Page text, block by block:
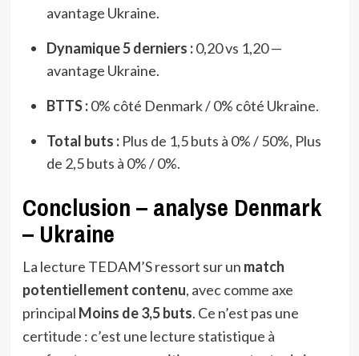
avantage Ukraine.
Dynamique 5 derniers :0,20 vs 1,20 —
avantage Ukraine.
BTTS :0% côté Denmark / 0% côté Ukraine.
Total buts :Plus de 1,5 buts à 0% / 50%, Plus
de 2,5 buts à 0% / 0%.
Conclusion – analyse Denmark
– Ukraine
La lecture TEDAM’S ressort sur un match
potentiellement contenu, avec comme axe
principal Moins de 3,5 buts. Ce n’est pas une
certitude : c’est une lecture statistique à